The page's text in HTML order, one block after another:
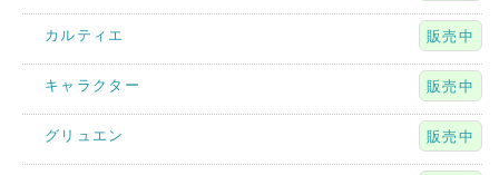
カルティエ 販売中
キャラクター 販売中
グリュエン 販売中